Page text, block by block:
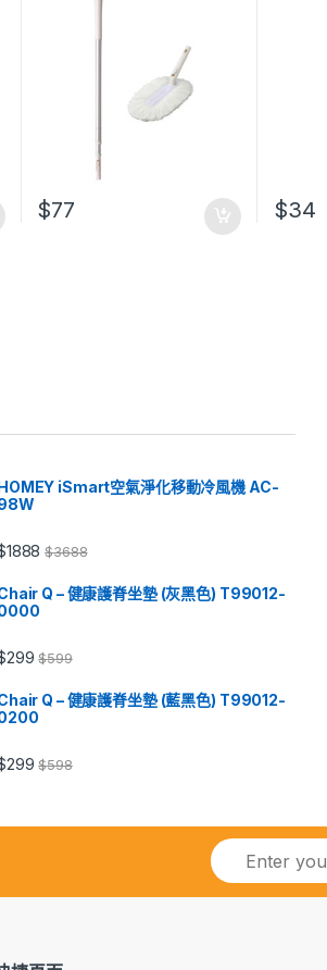
$77 $34
iSmart空氣淨化移動冷風機 AC-
1888 $3688
Q – 健康護脊坐墊 (灰黑色) T99012-
299 $599
Q – 健康護脊坐墊 (藍黑色) T99012-
299 $598